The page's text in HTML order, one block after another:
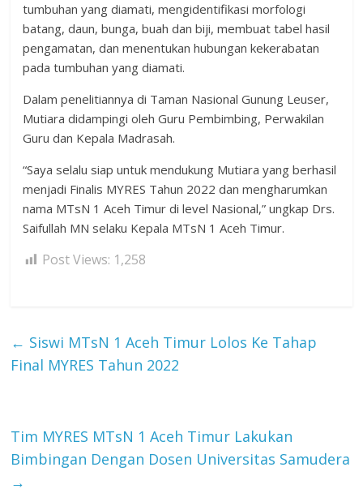
tumbuhan yang diamati, mengidentifikasi morfologi
batang, daun, bunga, buah dan biji, membuat tabel hasil
pengamatan, dan menentukan hubungan kekerabatan
pada tumbuhan yang diamati.
Dalam penelitiannya di Taman Nasional Gunung Leuser,
Mutiara didampingi oleh Guru Pembimbing, Perwakilan
Guru dan Kepala Madrasah.
“Saya selalu siap untuk mendukung Mutiara yang berhasil
menjadi Finalis MYRES Tahun 2022 dan mengharumkan
nama MTsN 1 Aceh Timur di level Nasional,” ungkap Drs.
Saifullah MN selaku Kepala MTsN 1 Aceh Timur.
Post Views: 1,258
← Siswi MTsN 1 Aceh Timur Lolos Ke Tahap
Final MYRES Tahun 2022
Tim MYRES MTsN 1 Aceh Timur Lakukan
Bimbingan Dengan Dosen Universitas Samudera
→